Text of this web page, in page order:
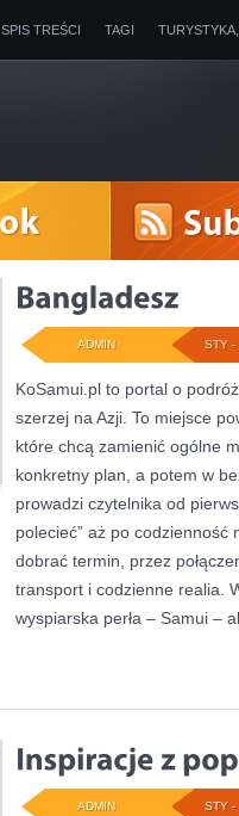
SPIS TREŚCI TAGI
STY -
ADMIN
KoSamui.pl to portal o
szerzej na Azji. To miejsce
które chcą zamienić ogólne
konkretny plan, a potem w
prowadzi czytelnika od
polecieć” aż po codzienność
dobrać termin, przez
transport i codzienne realia.
wyspiarska perła – Samui –
STY -
ADMIN